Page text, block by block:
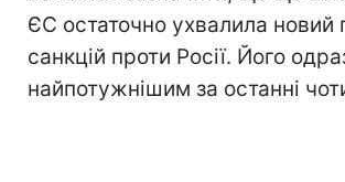
ЄС остаточно ухвалила новий
санкцій проти Росії. Його
найпотужнішим за останні